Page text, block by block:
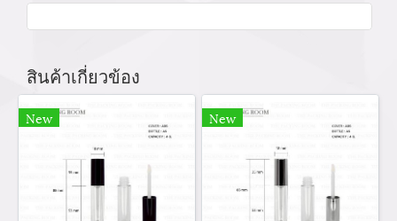
สินค้าเกี่ยวข้อง
New New